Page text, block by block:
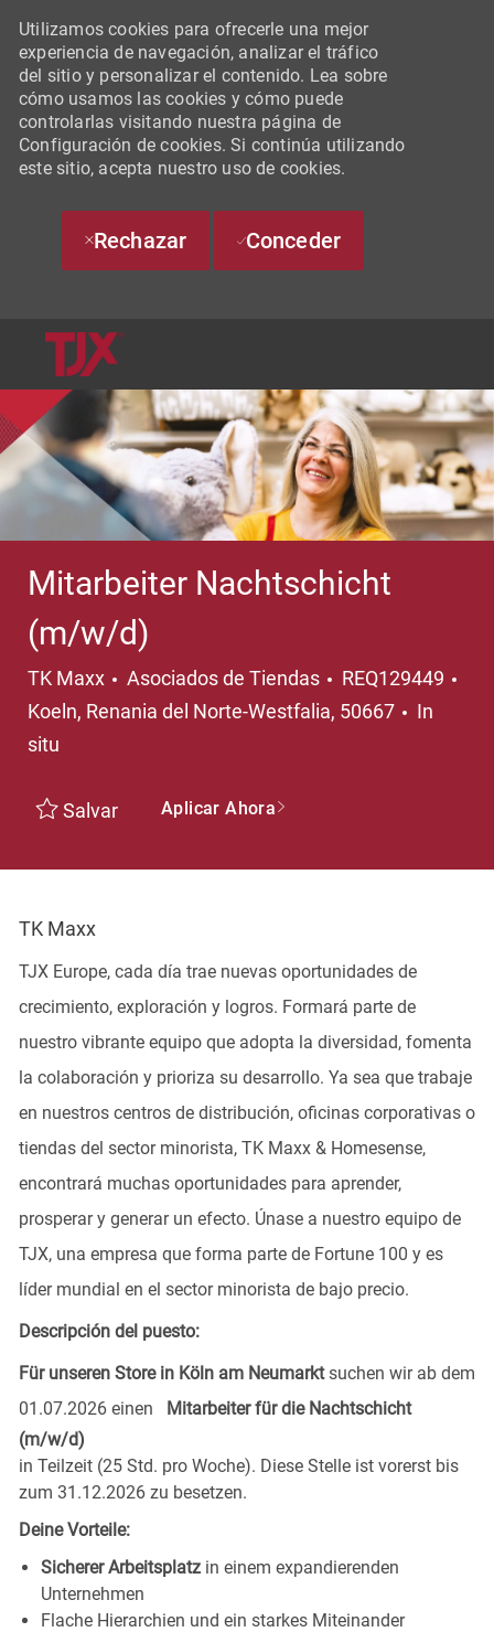
Utilizamos cookies para ofrecerle una mejor
experiencia de navegación, analizar el tráfico
del sitio y personalizar el contenido. Lea sobre
cómo usamos las cookies y cómo puede
controlarlas visitando nuestra página de
Configuración de cookies. Si continúa utilizando
este sitio, acepta nuestro uso de cookies.
Rechazar Conceder
Mitarbeiter Nachtschicht
(m/w/d)
TK Maxx Categoría
Asociados de Tiendas REQ129449
Koeln, Renania del Norte-Westfalia, 50667
In
situ
Salvar Aplicar Ahora
TK Maxx
TJX Europe, cada día trae nuevas oportunidades de
crecimiento, exploración y logros. Formará parte de
nuestro vibrante equipo que adopta la diversidad, fomenta
la colaboración y prioriza su desarrollo. Ya sea que trabaje
en nuestros centros de distribución, oficinas corporativas o
tiendas del sector minorista, TK Maxx & Homesense,
encontrará muchas oportunidades para aprender,
prosperar y generar un efecto. Únase a nuestro equipo de
TJX, una empresa que forma parte de Fortune 100 y es
líder mundial en el sector minorista de bajo precio.
Descripción del puesto:
Für unseren Store in Köln am Neumarkt suchen wir ab dem
01.07.2026 einen
Mitarbeiter für die Nachtschicht
(m/w/d)
in Teilzeit (25 Std. pro Woche). Diese Stelle ist vorerst bis
zum 31.12.2026 zu besetzen.
Deine Vorteile:
Sicherer Arbeitsplatz in einem expandierenden
Unternehmen
Flache Hierarchien und ein starkes Miteinander